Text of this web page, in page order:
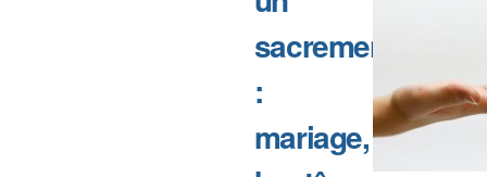
sacrement
:
mariage,